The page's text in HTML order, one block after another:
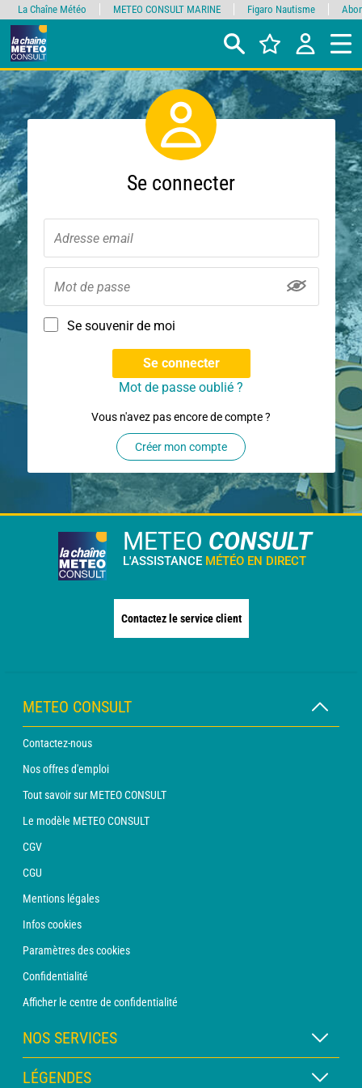
Se connecter
Se souvenir de moi
Se connecter
Mot de passe oublié ?
Vous n'avez pas encore de compte ?
Créer mon compte
METEO CONSULT
L'ASSISTANCE MÉTÉO EN DIRECT
Contactez le service client
METEO CONSULT
Contactez-nous
Nos offres d'emploi
Tout savoir sur METEO CONSULT
Le modèle METEO CONSULT
CGV
CGU
Mentions légales
Infos cookies
Paramètres des cookies
Confidentialité
Afficher le centre de confidentialité
NOS SERVICES
Abonnement METEO Xpert
LÉGENDES
La Chaîne Météo METEO CONSULT MARINE Figaro Nautisme